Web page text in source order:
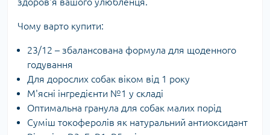
Чому варто купити:
23/12 – збалансована формула для щоденного
годування
Для дорослих собак віком від 1 року
М'ясні інгредієнти №1 у складі
Оптимальна гранула для собак малих порід
Суміш токоферолів як натуральний антиоксидант